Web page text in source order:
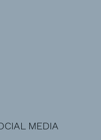
MEDIA